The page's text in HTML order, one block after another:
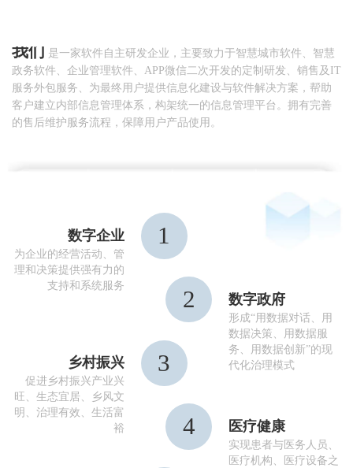
我们 是一家软件自主研发企业，主要致力于智慧城市软件、智慧
政务软件、企业管理软件、APP微信二次开发的定制研发、销售及IT
服务外包服务、为最终用户提供信息化建设与软件解决方案，帮助
客户建立内部信息管理体系，构架统一的信息管理平台。拥有完善
的售后维护服务流程，保障用户产品使用。
数字企业
为企业的经营活动、管
理和决策提供强有力的
支持和系统服务
1
2 数字政府
形成“用数据对话、用
数据决策、用数据服
务、用数据创新”的现
代化治理模式
乡村振兴
促进乡村振兴产业兴
旺、生态宜居、乡风文
明、治理有效、生活富
裕
3
4 医疗健康
实现患者与医务人员、
医疗机构、医疗设备之